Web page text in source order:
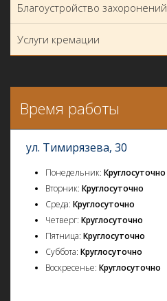
Благоустройство захоронений
Услуги кремации
Время работы
ул. Тимирязева, 30
Понедельник: Круглосуточно
Вторник: Круглосуточно
Среда: Круглосуточно
Четверг: Круглосуточно
Пятница: Круглосуточно
Суббота: Круглосуточно
Воскресенье: Круглосуточно